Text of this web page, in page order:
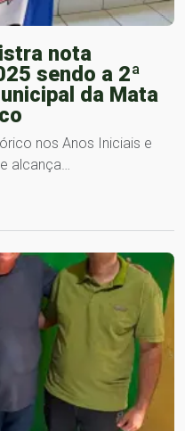
nota
sendo a 2ª
da Mata
nos Anos Iniciais e
alcança…